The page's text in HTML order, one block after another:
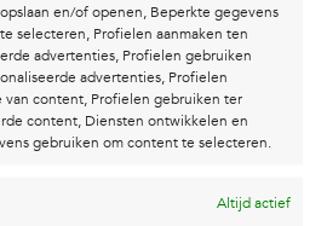
en/of openen, Beperkte gegevens
selecteren, Profielen aanmaken ten
advertenties, Profielen gebruiken
advertenties, Profielen
van content, Profielen gebruiken ter
content, Diensten ontwikkelen en
gebruiken om content te selecteren.
Altijd actief